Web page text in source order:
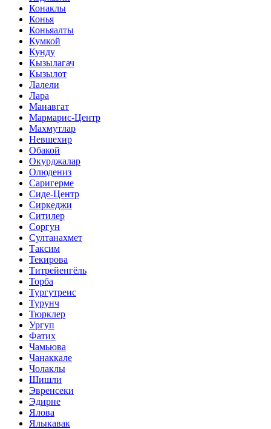
Конаклы
Конья
Коньяалты
Кумкой
Кунду
Кызылагач
Кызылот
Лалели
Лара
Манавгат
Мармарис-Центр
Махмутлар
Невшехир
Обакой
Окурджалар
Олюдениз
Саригерме
Сиде-Центр
Сиркеджи
Ситилер
Соргун
Султанахмет
Таксим
Текирова
Титрейенгёль
Торба
Тургутреис
Турунч
Тюрклер
Ургуп
Фатих
Чамьюва
Чанаккале
Чолаклы
Шишли
Эвренсеки
Эдирне
Ялова
Ялыкавак